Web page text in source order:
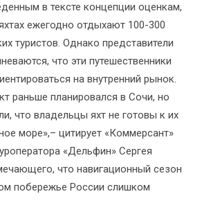
в тексте концепции оценкам,
ежегодно отдыхают 100-300
туристов. Однако представители
что эти путешественники
на внутренний рынок.
раньше планировался в Сочи, но
что владельцы яхт не готовы к их
море»,– цитирует «Коммерсант»
«Дельфин» Сергея
что навигационный сезон
побережье России слишком